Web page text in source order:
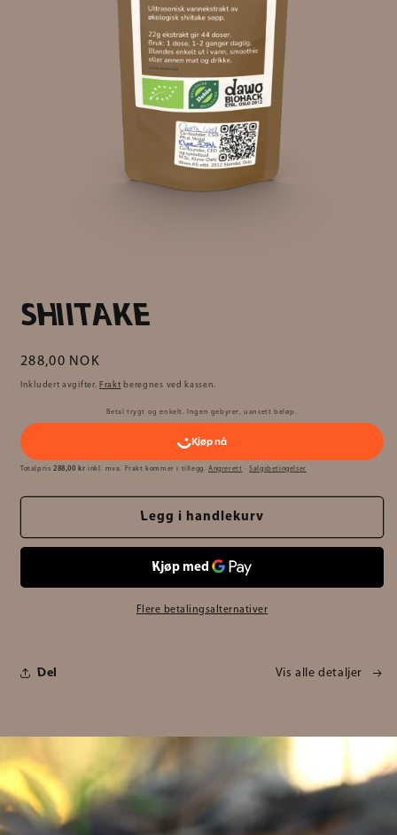
SHIITAKE
Vanlig
pris
288,00 NOK
Inkludert avgifter. Frakt beregnes ved kassen.
Betal trygt og enkelt. Ingen gebyrer, uansett beløp.
Totalpris 288,00 kr inkl. mva. Frakt kommer i tillegg.Angrerett ·Salgsbetingelser
Legg i handlekurv
Flere betalingsalternativer
Del Vis alle detaljer